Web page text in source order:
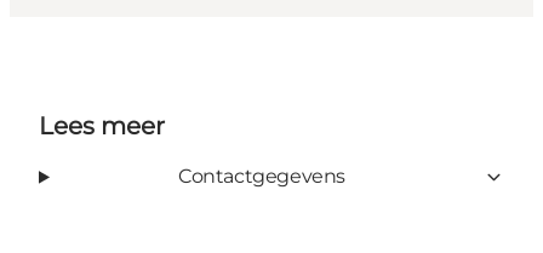
Lees meer
Contactgegevens